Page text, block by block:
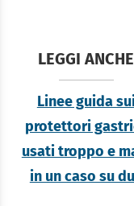
LEGGI ANCHE
Linee guida
protettori
usati troppo e
in un caso su